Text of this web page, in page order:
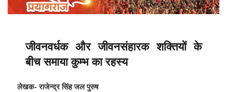
जीवनवर्धक और जीवनसंहारक शक्तियों के
बीच समाया कुम्भ का रहस्य
लेखक- राजेन्द्र सिंह जल पुरुष